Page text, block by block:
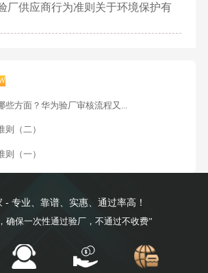
厂供应商行为准则关于环境保护有
些方面？华为验厂审核流程又...
则（二）
则（一）
- 专业、靠谱、实惠、通过率高！
确保一次性通过验厂，不通过不收费”